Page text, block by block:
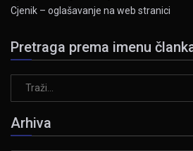
Cjenik – oglašavanje na web stranici
Pretraga prema imenu
Arhiva